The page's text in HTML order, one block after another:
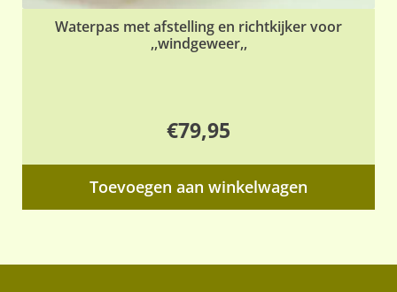
Waterpas met afstelling en richtkijker voor
,,windgeweer,,
€79,95
Toevoegen aan winkelwagen